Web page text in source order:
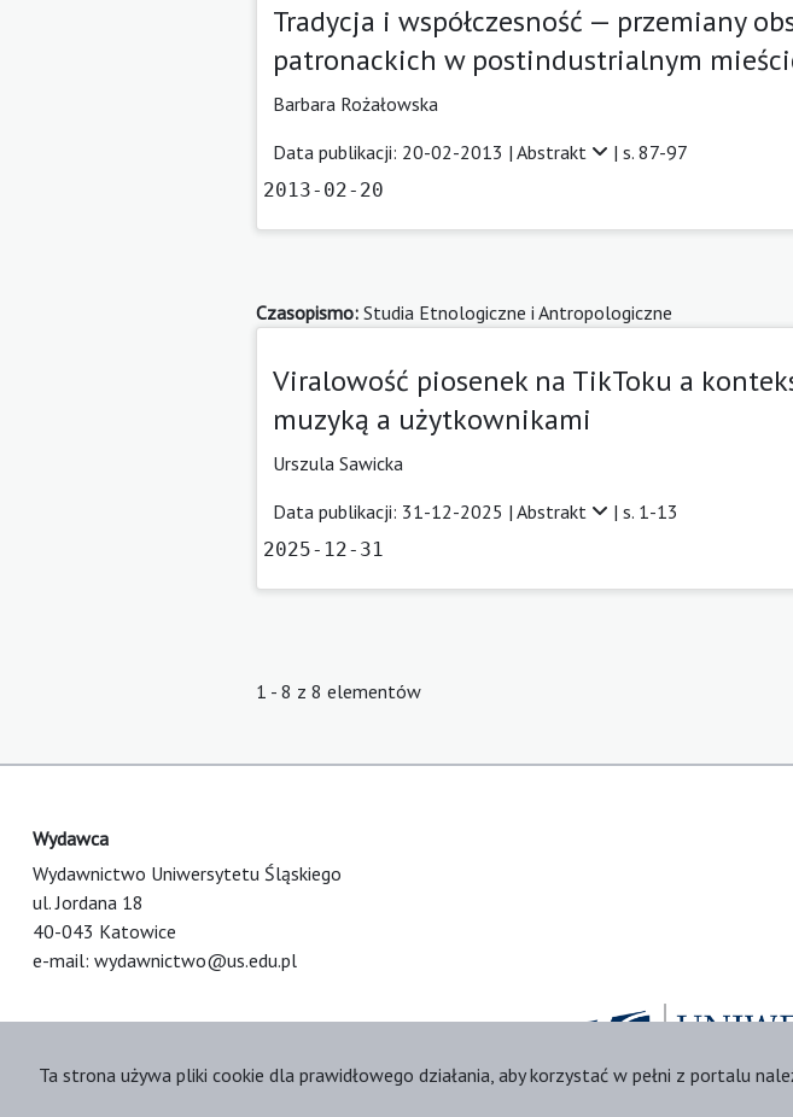
Tradycja i współczesność — przemiany
patronackich w postindustrialnym
Barbara Rożałowska
Data publikacji: 20-02-2013 | Abstrakt | s. 87-97
2013-02-20
Czasopismo: Studia Etnologiczne i Antropologiczne
Viralowość piosenek na TikToku a
muzyką a użytkownikami
Urszula Sawicka
Data publikacji: 31-12-2025 | Abstrakt | s. 1-13
2025-12-31
1 - 8 z 8 elementów
Wydawca
Wydawnictwo Uniwersytetu Śląskiego
ul. Jordana 18
40-043 Katowice
e-mail: wydawnictwo@us.edu.pl
Ta strona używa pliki cookie dla prawidłowego działania, aby korzystać w pełni z portalu